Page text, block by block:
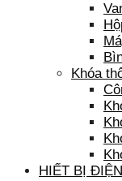
Khóa
HIẾT BỊ